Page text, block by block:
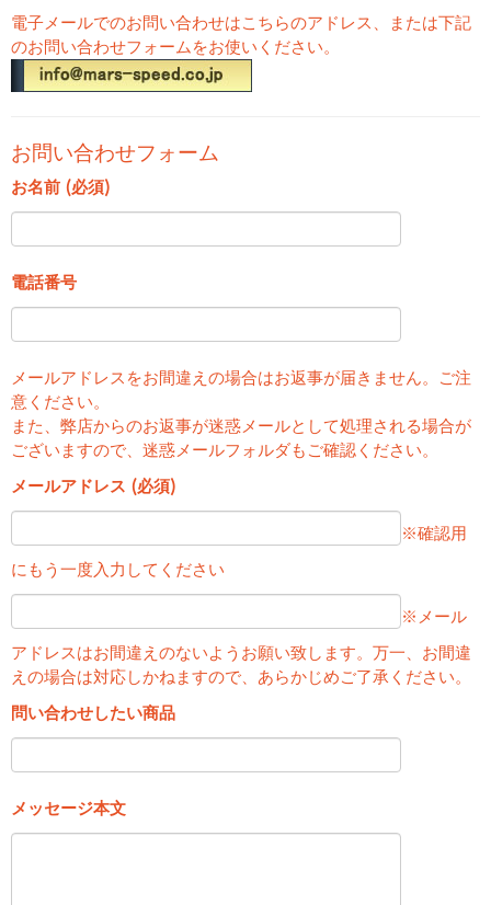
電子メールでのお問い合わせはこちらのアドレス、または下記
のお問い合わせフォームをお使いください。
お問い合わせフォーム
お名前 (必須)
電話番号
メールアドレスをお間違えの場合はお返事が届きません。ご注
意ください。
また、弊店からのお返事が迷惑メールとして処理される場合が
ございますので、迷惑メールフォルダもご確認ください。
メールアドレス (必須)
※確認用
にもう一度入力してください
※メール
アドレスはお間違えのないようお願い致します。万一、お間違
えの場合は対応しかねますので、あらかじめご了承ください。
問い合わせしたい商品
メッセージ本文